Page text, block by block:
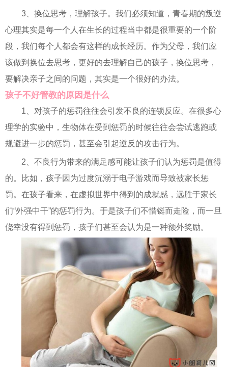
3、换位思考，理解孩子。我们必须知道，青春期的叛逆
心理其实是每一个人在生长的过程当中都是很重要的一个阶
段，我们每个人都会有这样的成长经历。作为父母，我们应
该做到换位去思考，更好的去理解自己的孩子，换位思考，
要解决亲子之间的问题，其实是一个很好的办法。
孩子不好管教的原因是什么
1、对孩子的惩罚往往会引发不良的连锁反应。在很多心
理学的实验中，生物体在受到惩罚的时候往往会尝试逃跑或
规避进一步的惩罚，甚至会引起逆反的攻击行为。
2、不良行为带来的满足感可能让孩子们认为惩罚是值得
的。比如，孩子因为过度沉溺于电子游戏而导致被家长惩
罚。在孩子看来，在虚拟世界中得到的成就感，远胜于家长
们“外强中干”的惩罚行为。于是孩子们不惜铤而走险，而一旦
侥幸没有得到惩罚，孩子们甚至会认为是一种额外奖励。